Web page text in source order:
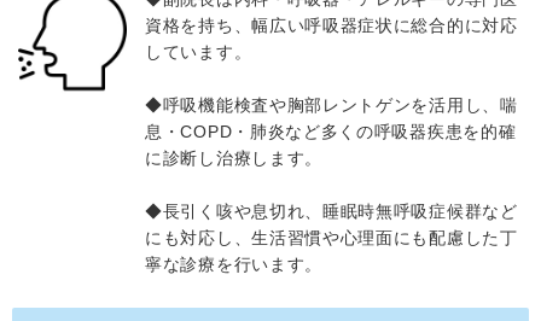
資格を持ち、幅広い呼吸器症状に総合的に対応
しています。
◆呼吸機能検査や胸部レントゲンを活用し、喘
息・COPD・肺炎など多くの呼吸器疾患を的確
に診断し治療します。
◆長引く咳や息切れ、睡眠時無呼吸症候群など
にも対応し、生活習慣や心理面にも配慮した丁
寧な診療を行います。